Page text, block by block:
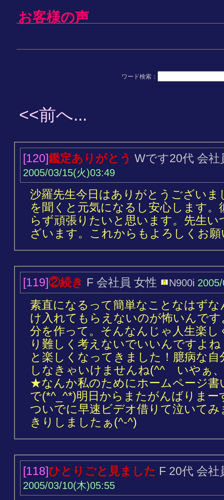
お客様の声
ワード検索：
<<前へ...
[120]鑑定ありがとう Wです20代 会
2005/03/15(火)03:49
沙羅先生今日はありがとうござい
を聞くと元気になるし安心します
らず頑張りたいと思います。先生
ざいます。これからもよろしくお
[119]②続き F 会社員 女性 N900i
素直になるって簡単なことなはず
け入れてもらえないのが怖いんで
分を作って。そんなんじゃ人生楽
り難しく考えないでいいんですよ
と楽しくなってきました！臆病な
しなきゃいけませんね(^^ゞいやぁ
★なんか私のためにホームページ書
で(*^_^*)明日からまたがんばりまー
ついでに早速ビデオ借りて泣いて
きりしましたぁ(^-^)
[118]ひとりごと見ました F 20代 会
2005/03/10(木)05:55